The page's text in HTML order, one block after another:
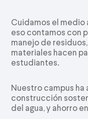
Cuidamos el medio
eso contamos con
manejo de
materiales hacen
estudiantes.
Nuestro campus
construcción
del agua, y ahorro